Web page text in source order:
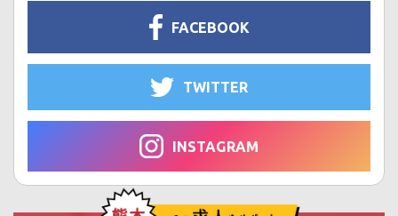
FACEBOOK
TWITTER
INSTAGRAM